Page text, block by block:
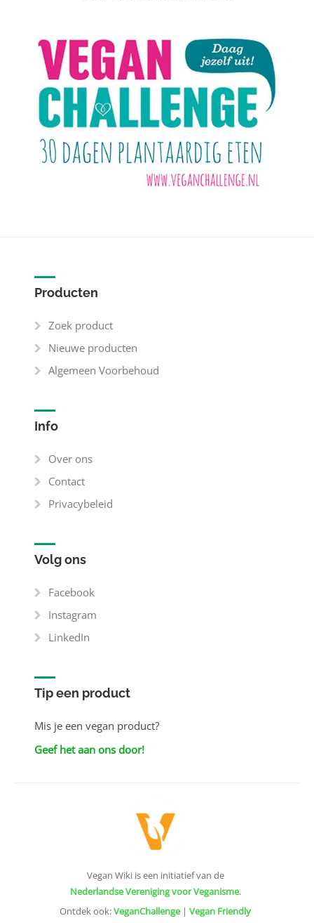
Producten
Zoek product
Nieuwe producten
Algemeen Voorbehoud
Info
Over ons
Contact
Privacybeleid
Volg ons
Facebook
Instagram
LinkedIn
Tip een product
Mis je een vegan product?
Geef het aan ons door!
Vegan Wiki is een initiatief van de
Nederlandse Vereniging voor Veganisme.
Ontdek ook:VeganChallenge| Vegan Friendly